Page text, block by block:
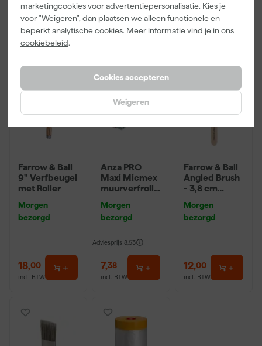
marketingcookies voor advertentiepersonalisatie. Kies je
voor "Weigeren", dan plaatsen we alleen functionele en
beperkt analytische cookies. Meer informatie vind je in ons
cookiebeleid.
Cookies accepteren
Weigeren
3,99
incl. BTW
22,00
incl. BTW
1,39
incl. BTW
Farrow & Ball
9" Verfbeugel
met Roller
Morgen
bezorgd
18,00
incl. BTW
Anza PRO
Maxi Micmex
muurverfrolle
Morgen
bezorgd
Adviesprijs 8,53
7,38
incl. BTW
Farrow & Ball
Angled Brush
- 3,8 cm
Morgen
bezorgd
12,00
incl. BTW